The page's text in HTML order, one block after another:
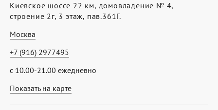
Показать на карте
Киевское шоссе 22 км, домовладение № 4,
строение 2г, 3 этаж, пав.361Г.
Москва
с 10.00-21.00 ежедневно
+7 (916) 2977495